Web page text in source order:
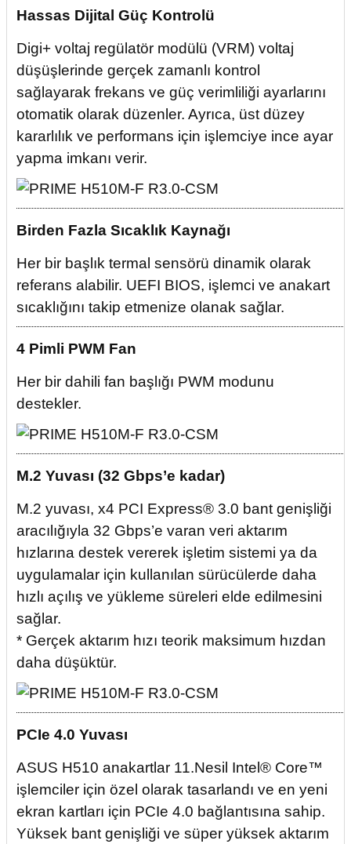
Hassas Dijital Güç Kontrolü
Digi+ voltaj regülatör modülü (VRM) voltaj
düşüşlerinde gerçek zamanlı kontrol
sağlayarak frekans ve güç verimliliği ayarlarını
otomatik olarak düzenler. Ayrıca, üst düzey
kararlılık ve performans için işlemciye ince ayar
yapma imkanı verir.
Birden Fazla Sıcaklık Kaynağı
Her bir başlık termal sensörü dinamik olarak
referans alabilir. UEFI BIOS, işlemci ve anakart
sıcaklığını takip etmenize olanak sağlar.
4 Pimli PWM Fan
Her bir dahili fan başlığı PWM modunu
destekler.
M.2 Yuvası (32 Gbps’e kadar)
M.2 yuvası, x4 PCI Express® 3.0 bant genişliği
aracılığıyla 32 Gbps’e varan veri aktarım
hızlarına destek vererek işletim sistemi ya da
uygulamalar için kullanılan sürücülerde daha
hızlı açılış ve yükleme süreleri elde edilmesini
sağlar.
* Gerçek aktarım hızı teorik maksimum hızdan
daha düşüktür.
PCIe 4.0 Yuvası
ASUS H510 anakartlar 11.Nesil Intel® Core™
işlemciler için özel olarak tasarlandı ve en yeni
ekran kartları için PCIe 4.0 bağlantısına sahip.
Yüksek bant genişliği ve süper yüksek aktarım